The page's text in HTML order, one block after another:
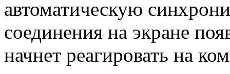
автоматическую
соединения на экране
начнет реагировать на